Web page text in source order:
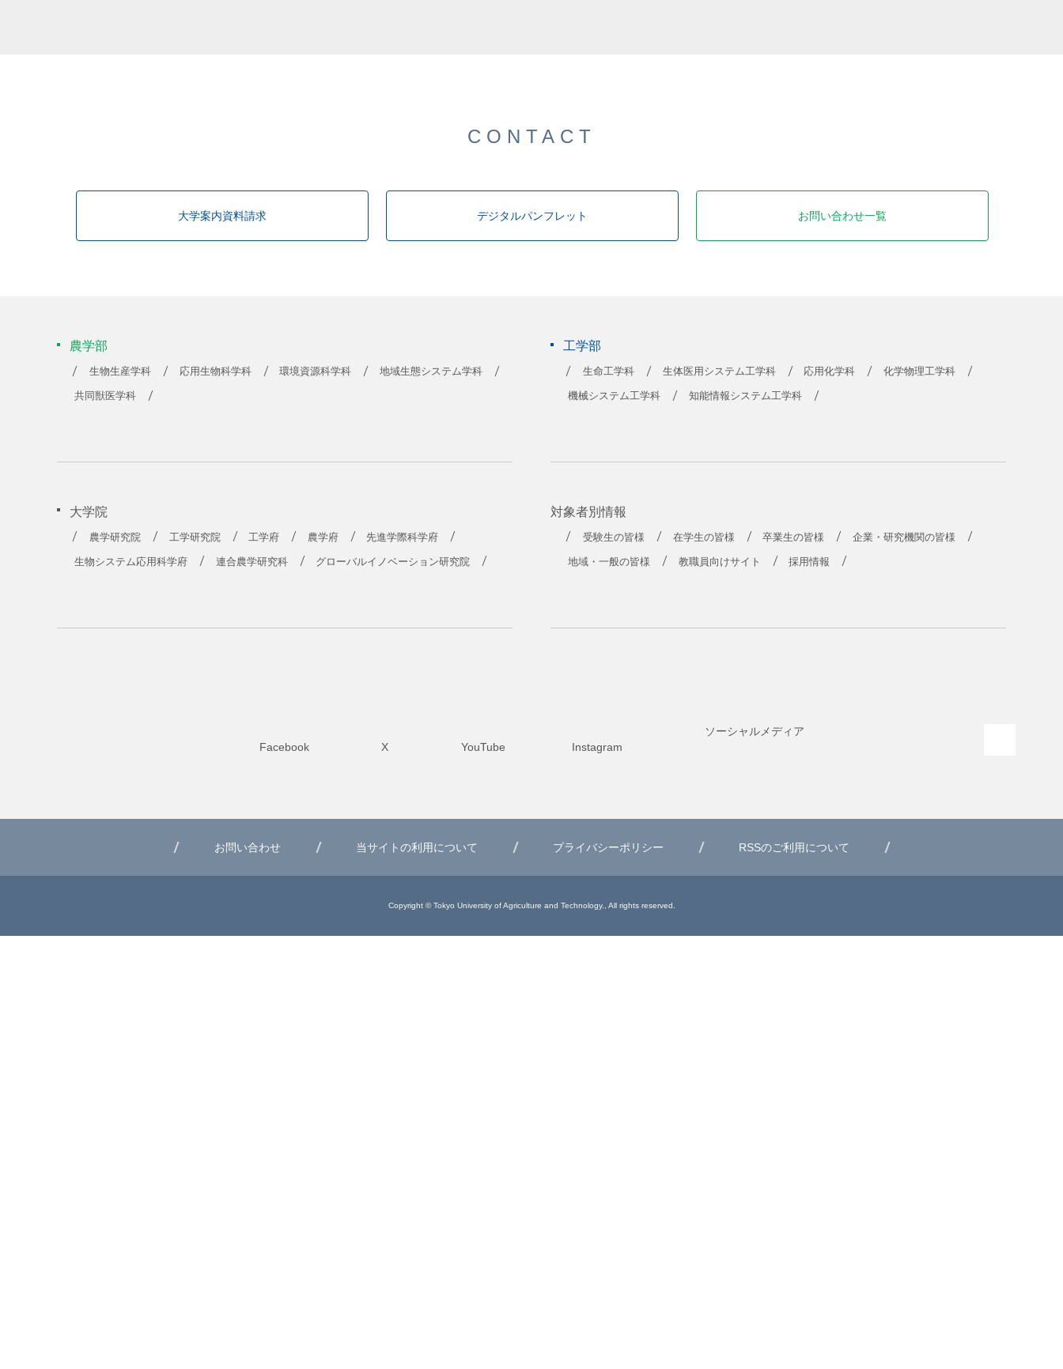
CONTACT
大学案内資料請求 デジタルパンフレット お問い合わせ一覧
農学部
生物生産学科 応用生物科学科 環境資源科学科 地域生態システム学科
共同獣医学科
工学部
生命工学科 生体医用システム工学科 応用化学科 化学物理工学科
機械システム工学科 知能情報システム工学科
大学院
農学研究院 工学研究院 工学府 農学府 先進学際科学府
生物システム応用科学府 連合農学研究科 グローバルイノベーション研究院
対象者別情報
受験生の皆様 在学生の皆様 卒業生の皆様 企業・研究機関の皆様
地域・一般の皆様 教職員向けサイト 採用情報
Facebook
X YouTube Instagram
ソーシャルメディア
お問い合わせ 当サイトの利用について プライバシーポリシー RSSのご利用について
Copyright © Tokyo University of Agriculture and Technology., All rights reserved.